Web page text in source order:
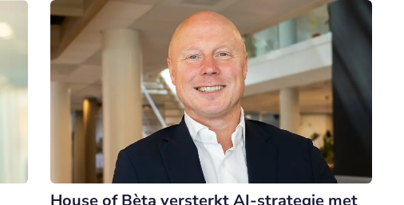
House of Bèta versterkt AI-strategie met